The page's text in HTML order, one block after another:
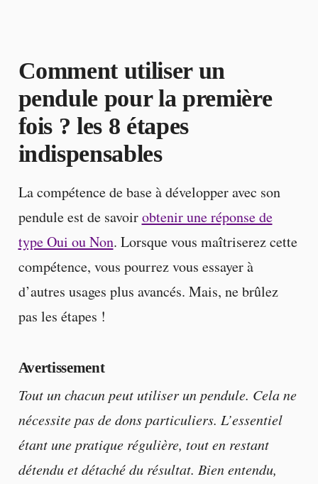
Comment utiliser un
pendule pour la première
fois ? les 8 étapes
indispensables
La compétence de base à développer avec son
pendule est de savoirobtenir une réponse de
type Oui ou Non. Lorsque vous maîtriserez cette
compétence, vous pourrez vous essayer à
d’autres usages plus avancés. Mais, ne brûlez
pas les étapes !
Avertissement
Tout un chacun peut utiliser un pendule. Cela ne
nécessite pas de dons particuliers. L’essentiel
étant une pratique régulière, tout en restant
détendu et détaché du résultat. Bien entendu,